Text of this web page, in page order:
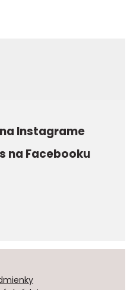
Instagrame
na Facebooku